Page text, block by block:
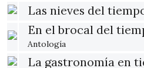
Las nieves del
En el brocal del
Antología
La gastronomía en